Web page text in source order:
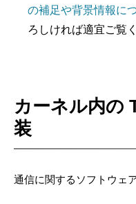
の補足や背景情報に
ろしければ適宜ご覧
カーネル内の
装
通信に関するソフトウェ